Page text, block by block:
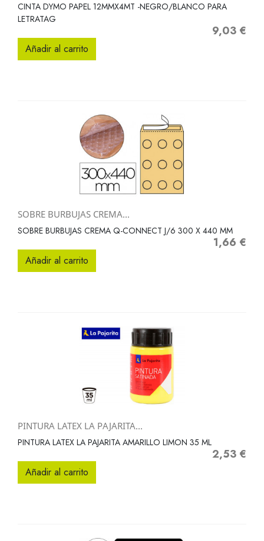
CINTA DYMO PAPEL 12MMX4MT -NEGRO/BLANCO PARA
LETRATAG
Precio
9,03 €
Añadir al carrito
SOBRE BURBUJAS CREMA...
SOBRE BURBUJAS CREMA Q-CONNECT J/6 300 X 440 MM
Precio
1,66 €
Añadir al carrito
PINTURA LATEX LA PAJARITA...
PINTURA LATEX LA PAJARITA AMARILLO LIMON 35 ML
Precio
2,53 €
Añadir al carrito